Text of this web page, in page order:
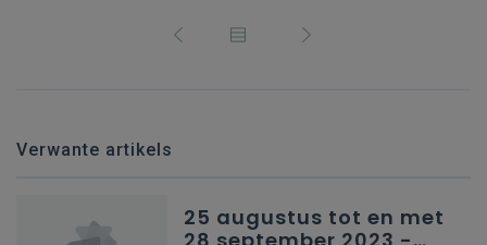
Verwante artikels
25 augustus tot en met